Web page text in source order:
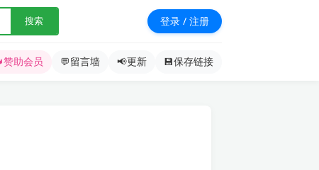
搜索 登录 / 注册
赞助会员 💬留言墙 📢更新 💾保存链接